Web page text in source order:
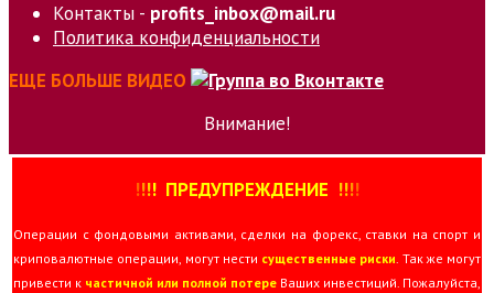
Контакты - profits_inbox@mail.ru
Политика конфиденциальности
ЕЩЕ БОЛЬШЕ ВИДЕО
Внимание!
!!!! ПРЕДУПРЕЖДЕНИЕ !!!!
Операции с фондовыми активами, сделки на форекс, ставки на спорт и
криповалютные операции, могут нести существенные риски. Так же могут
привести к частичной или полной потере Ваших инвестиций. Пожалуйста,